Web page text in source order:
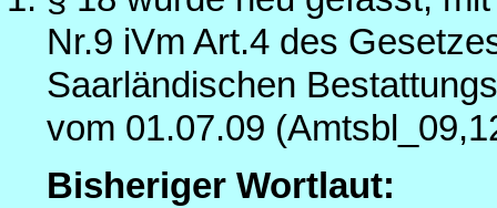
Nr.9 iVm Art.4 des
Saarländischen
vom 01.07.09
Bisheriger Wortlaut: